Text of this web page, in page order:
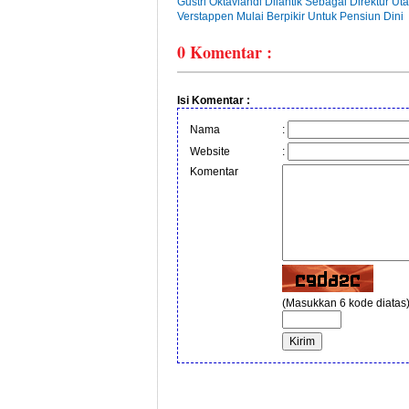
Verstappen Mulai Berpikir Untuk Pensiun Dini
0Komentar :
Isi Komentar :
Nama
:
Website
:
Komentar
(Masukkan 6 kode diatas)